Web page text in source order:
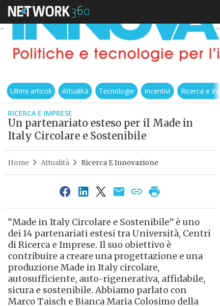
Ultimi articoli Attualità Tecnologie Incentivi Ricerca e
RICERCA E IMPRESE
Un partenariato esteso per il Made in
Italy Circolare e Sostenibile
Home Attualità Ricerca E Innovazione
“Made in Italy Circolare e Sostenibile” è uno
dei 14 partenariati estesi tra Università, Centri
di Ricerca e Imprese. Il suo obiettivo è
contribuire a creare una progettazione e una
produzione Made in Italy circolare,
autosufficiente, auto-rigenerativa, affidabile,
sicura e sostenibile. Abbiamo parlato con
Marco Taisch e Bianca Maria Colosimo della